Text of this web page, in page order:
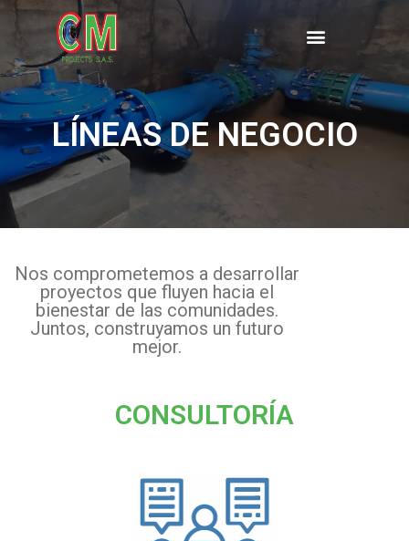
al
contenido
LÍNEAS DE NEGOCIO
Nos comprometemos a desarrollar
proyectos que fluyen hacia el
bienestar de las comunidades.
Juntos, construyamos un futuro
mejor.
CONSULTORÍA